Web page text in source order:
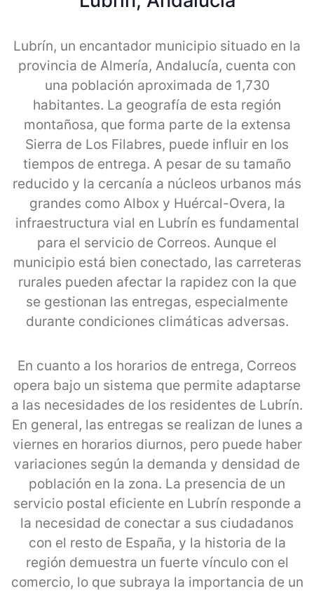
Lubrín, un encantador municipio situado en la
provincia de Almería, Andalucía, cuenta con
una población aproximada de 1,730
habitantes. La geografía de esta región
montañosa, que forma parte de la extensa
Sierra de Los Filabres, puede influir en los
tiempos de entrega. A pesar de su tamaño
reducido y la cercanía a núcleos urbanos más
grandes como Albox y Huércal-Overa, la
infraestructura vial en Lubrín es fundamental
para el servicio de Correos. Aunque el
municipio está bien conectado, las carreteras
rurales pueden afectar la rapidez con la que
se gestionan las entregas, especialmente
durante condiciones climáticas adversas.
En cuanto a los horarios de entrega, Correos
opera bajo un sistema que permite adaptarse
a las necesidades de los residentes de Lubrín.
En general, las entregas se realizan de lunes a
viernes en horarios diurnos, pero puede haber
variaciones según la demanda y densidad de
población en la zona. La presencia de un
servicio postal eficiente en Lubrín responde a
la necesidad de conectar a sus ciudadanos
con el resto de España, y la historia de la
región demuestra un fuerte vínculo con el
comercio, lo que subraya la importancia de un